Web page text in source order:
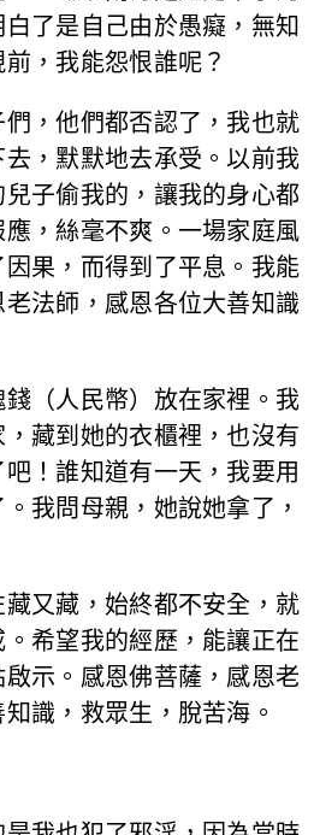
了是自己由於愚癡，無知
，我能怨恨誰呢？
，他們都否認了，我也就
，默默地去承受。以前我
子偷我的，讓我的身心都
，絲毫不爽。一場家庭風
果，而得到了平息。我能
法師，感恩各位大善知識
（人民幣）放在家裡。我
藏到她的衣櫃裡，也沒有
！誰知道有一天，我要用
我問母親，她說她拿了，
又藏，始終都不安全，就
希望我的經歷，能讓正在
示。感恩佛菩薩，感恩老
識，救眾生，脫苦海。